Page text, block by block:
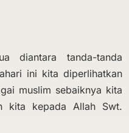
diantara tanda-tanda
ini kita diperlihatkan
muslim sebaiknya kita
kita kepada Allah Swt.